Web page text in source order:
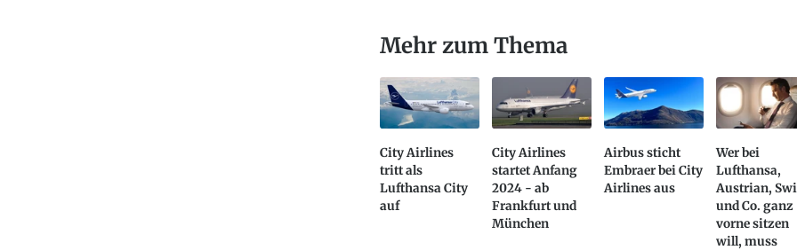
Mehr zum Thema
City Airlines
tritt als
Lufthansa City
auf
City Airlines
startet Anfang
2024 - ab
Frankfurt und
München
Airbus sticht
Embraer bei City
Airlines aus
Wer bei
Lufthansa,
Austrian,
und Co. ganz
vorne sitzen
will, muss